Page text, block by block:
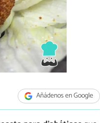
Añádenos en Google